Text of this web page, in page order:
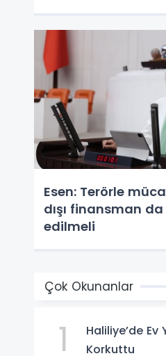
Esen: Terörle
dışı finansman
edilmeli
Çok Okunanlar
1
Haliliye’de Ev
Korkuttu